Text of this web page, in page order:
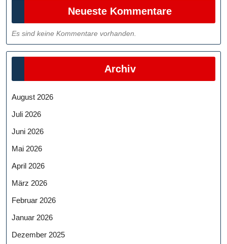
Neueste Kommentare
Es sind keine Kommentare vorhanden.
Archiv
August 2026
Juli 2026
Juni 2026
Mai 2026
April 2026
März 2026
Februar 2026
Januar 2026
Dezember 2025